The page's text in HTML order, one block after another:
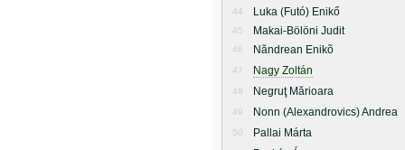
44 Luka (Futó) Enikő
45 Makai-Bölöni Judit
46 Năndrean Enikõ
47 Nagy Zoltán
48 Negruţ Mărioara
49 Nonn (Alexandrovics) Andrea
50 Pallai Márta